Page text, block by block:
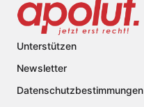
Unterstützen
Newsletter
Datenschutzbestimmungen